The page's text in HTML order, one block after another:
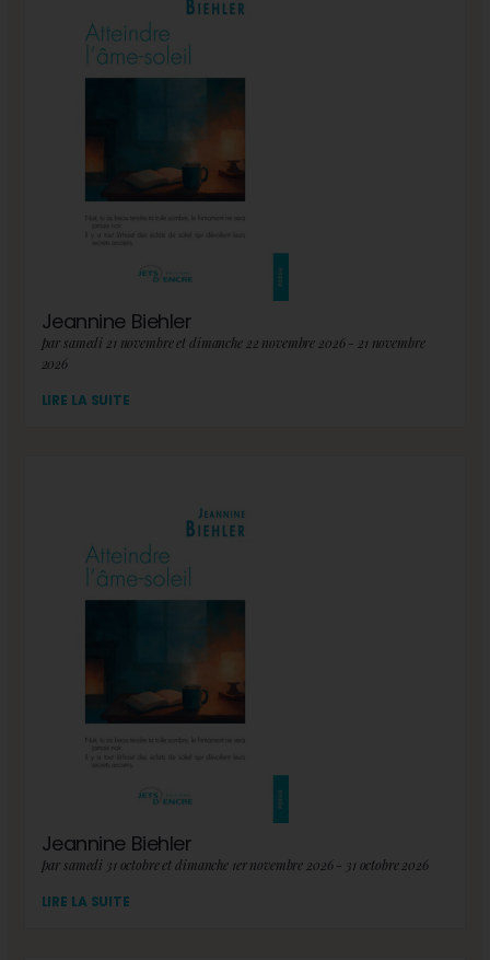
Jeannine Biehler
par samedi 21 novembre et dimanche 22 novembre 2026 - 21 novembre
2026
LIRE LA SUITE
Jeannine Biehler
par samedi 31 octobre et dimanche 1er novembre 2026 - 31 octobre 2026
LIRE LA SUITE